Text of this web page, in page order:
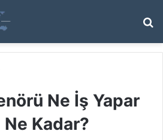
...
Ne İş Yapar
Ne Kadar?